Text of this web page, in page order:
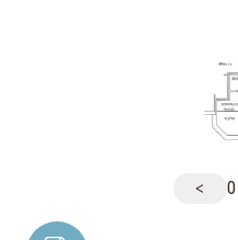
< 0